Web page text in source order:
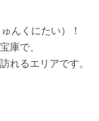
んくにたい）！
庫で、
れるエリアです。